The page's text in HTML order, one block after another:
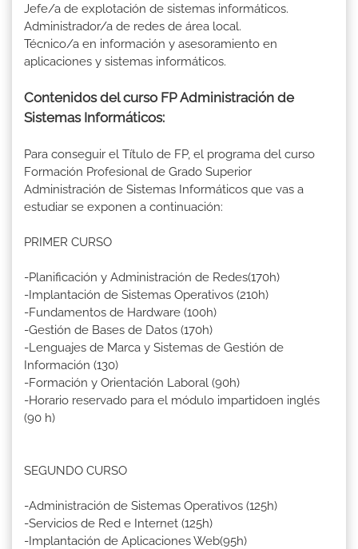
Jefe/a de explotación de sistemas informáticos.
Administrador/a de redes de área local.
Técnico/a en información y asesoramiento en
aplicaciones y sistemas informáticos.
Contenidos del curso FP Administración de
Sistemas Informáticos:
Para conseguir el Título de FP, el programa del curso
Formación Profesional de Grado Superior
Administración de Sistemas Informáticos que vas a
estudiar se exponen a continuación:
PRIMER CURSO
-Planificación y Administración de Redes(170h)
-Implantación de Sistemas Operativos (210h)
-Fundamentos de Hardware (100h)
-Gestión de Bases de Datos (170h)
-Lenguajes de Marca y Sistemas de Gestión de
Información (130)
-Formación y Orientación Laboral (90h)
-Horario reservado para el módulo impartidoen inglés
(90 h)
SEGUNDO CURSO
-Administración de Sistemas Operativos (125h)
-Servicios de Red e Internet (125h)
-Implantación de Aplicaciones Web(95h)